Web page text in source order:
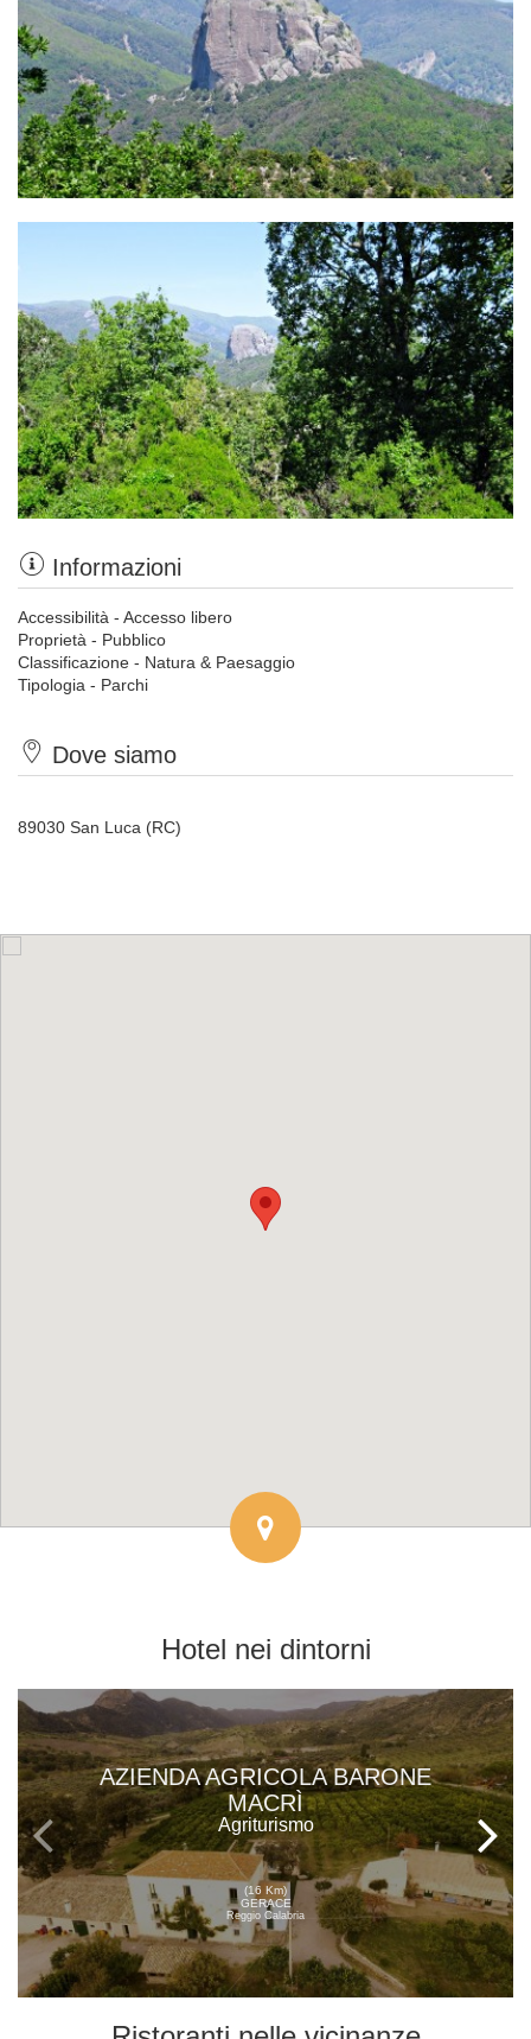
Informazioni
Accessibilità - Accesso libero
Proprietà - Pubblico
Classificazione - Natura & Paesaggio
Tipologia - Parchi
Dove siamo
89030 San Luca (RC)
Hotel nei dintorni
AZIENDA AGRICOLA BARONE
MACRÌ
Agriturismo
(16 Km)
GERACE
Reggio Calabria